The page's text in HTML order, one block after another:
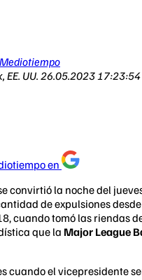
EE. UU. 26.05.2023 17:23:54
en
convirtió la noche del
de expulsiones
cuando tomó las riendas
que la Major League
cuando el vicepresidente